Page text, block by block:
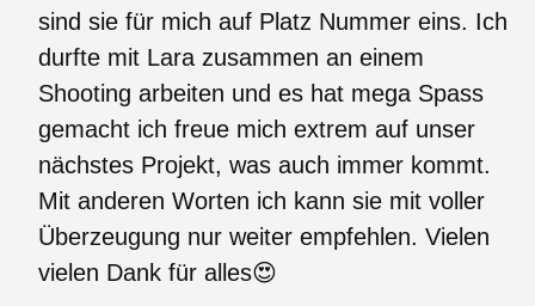
sind sie für mich auf Platz Nummer eins. Ich
durfte mit Lara zusammen an einem
Shooting arbeiten und es hat mega Spass
gemacht ich freue mich extrem auf unser
nächstes Projekt, was auch immer kommt.
Mit anderen Worten ich kann sie mit voller
Überzeugung nur weiter empfehlen. Vielen
vielen Dank für alles😍